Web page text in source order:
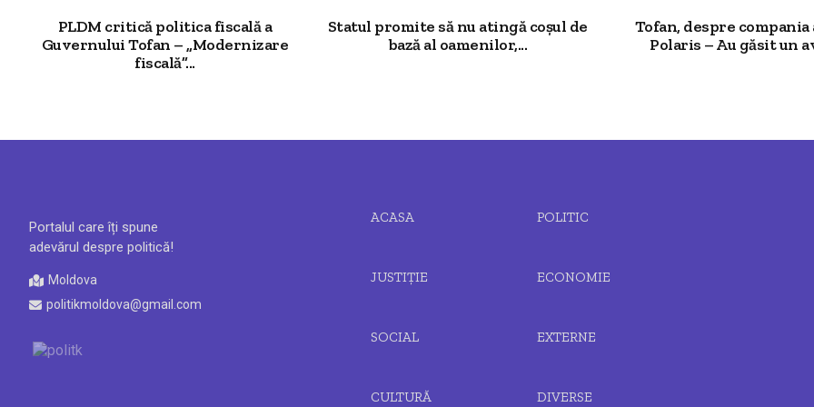
PLDM critică politica fiscală a
Guvernului Tofan – „Modernizare
fiscală”...
Statul promite să nu atingă coșul de
bază al oamenilor,...
Tofan, despre compania
Polaris – Au găsit un
Portalul care îți spune
adevărul despre politică!
Moldova
politikmoldova@gmail.com
ACASA POLITIC
JUSTIȚIE ECONOMIE
SOCIAL EXTERNE
CULTURĂ DIVERSE